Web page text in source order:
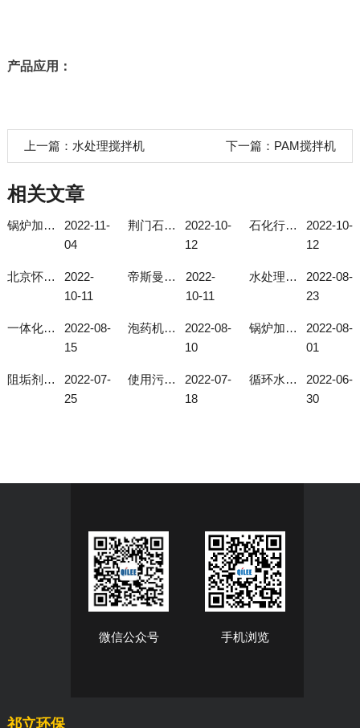
产品应用：
上一篇： 水处理搅拌机 下一篇： PAM搅拌机
相关文章
锅炉加药系统使用注意事项
2022-11-
04
荆门石化总厂石油石化加药装置
2022-10-
12
石化行业加药装置
2022-10-
12
北京怀柔现场自动成套化学加药装置
2022-
10-11
帝斯曼磷酸盐加药装置
2022-
10-11
水处理加药装置的作用
2022-08-
23
一体化投加装置选择型号有技巧！
2022-08-
15
泡药机的自动化程度高
2022-08-
10
锅炉加药系统如何选择合适的型号？
2022-08-
01
阻垢剂投加装置可解决地下水总硬度过高问题
2022-07-
25
使用污水厂搅拌机要注意这几个细节
2022-07-
18
循环水加药装置的使用与给药装置的发展
2022-06-
30
微信公众号 手机浏览
祁立环保